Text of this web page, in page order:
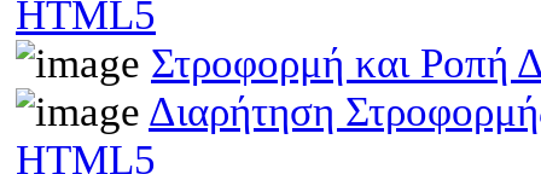
HTML5
Στροφορμή και Ροπή
Διαρήτηση
HTML5